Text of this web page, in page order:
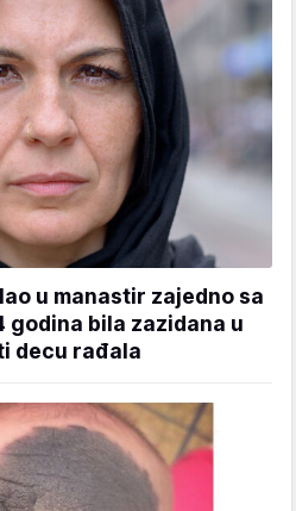
u manastir zajedno sa
godina bila zazidana u
decu rađala